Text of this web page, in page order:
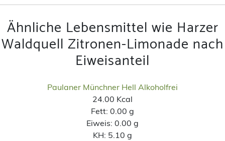
Ähnliche Lebensmittel wie Harzer
Waldquell Zitronen-Limonade nach
Eiweisanteil
Paulaner Münchner Hell Alkoholfrei
24.00 Kcal
Fett: 0.00 g
Eiweis: 0.00 g
KH: 5.10 g